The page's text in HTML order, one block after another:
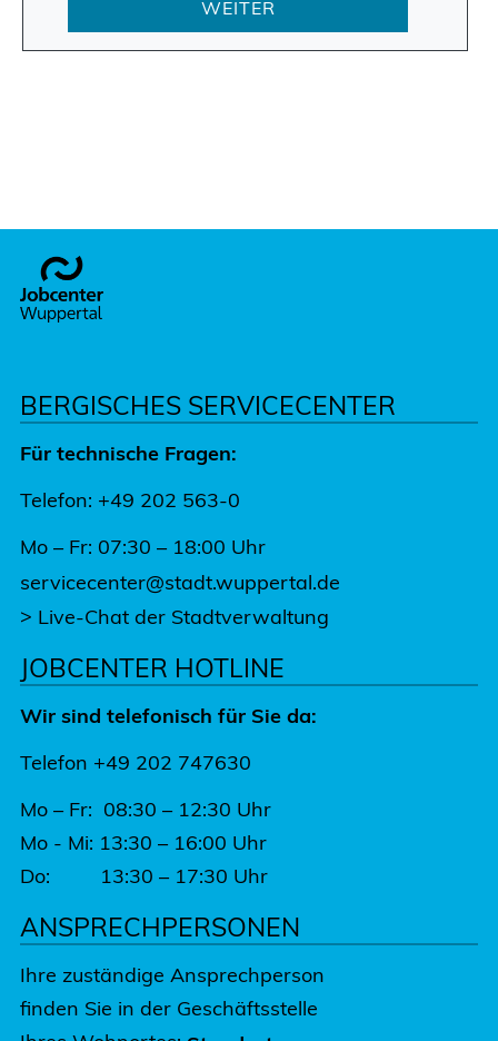
WEITER
Footer
BERGISCHES SERVICECENTER
Für technische Fragen:
Telefon: +49 202 563-0
Mo – Fr: 07:30 – 18:00 Uhr
servicecenter@stadt.wuppertal.de
> Live-Chat der Stadtverwaltung
JOBCENTER HOTLINE
Wir sind telefonisch für Sie da:
Telefon +49 202 747630
Mo – Fr: 08:30 – 12:30 Uhr
Mo - Mi: 13:30 – 16:00 Uhr
Do: 13:30 – 17:30 Uhr
ANSPRECHPERSONEN
Ihre zuständige Ansprechperson
finden Sie in der Geschäftsstelle